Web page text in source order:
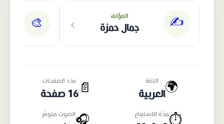
✍️ المؤلف
جمال حمزة ›
🎨
🌍 اللغة
العربية 📄
عدد الصفحات
16 صفحة
⏱️مدّة الاستماع 🎧الصوت متوفّر